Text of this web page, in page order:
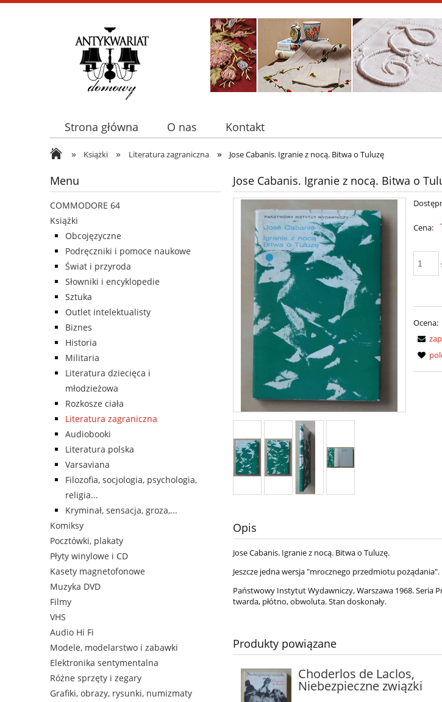
Strona główna O nas Kontakt
» Książki » Literatura zagraniczna » Jose Cabanis. Igranie z nocą. Bitwa o Tuluzę
Menu
COMMODORE 64
Książki
Obcojęzyczne
Podręczniki i pomoce naukowe
Świat i przyroda
Słowniki i encyklopedie
Sztuka
Outlet intelektualisty
Biznes
Historia
Militaria
Literatura dziecięca i
młodzieżowa
Rozkosze ciała
Literatura zagraniczna
Audiobooki
Literatura polska
Varsaviana
Filozofia, socjologia, psychologia,
religia...
Kryminał, sensacja, groza,...
Komiksy
Pocztówki, plakaty
Płyty winylowe i CD
Kasety magnetofonowe
Muzyka DVD
Filmy
VHS
Audio Hi Fi
Modele, modelarstwo i zabawki
Elektronika sentymentalna
Różne sprzęty i zegary
Grafiki, obrazy, rysunki, numizmaty
Jose Cabanis. Igranie z nocą. Bitwa o
Cena:
Ocena:
Opis
Jose Cabanis. Igranie z nocą. Bitwa o Tuluzę.
Jeszcze jedna wersja "mrocznego przedmiotu pożądania".
Państwowy Instytut Wydawniczy, Warszawa 1968. Seria
twarda, płótno, obwoluta. Stan doskonały.
Produkty powiązane
Choderlos de Laclos,
Niebezpieczne związki